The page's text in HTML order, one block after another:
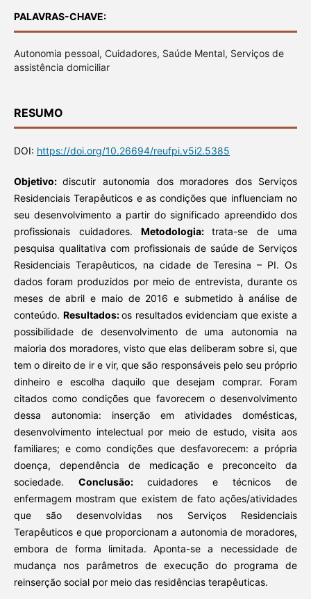
PALAVRAS-CHAVE:
Autonomia pessoal, Cuidadores, Saúde Mental, Serviços de
assistência domiciliar
RESUMO
DOI: https://doi.org/10.26694/reufpi.v5i2.5385
Objetivo:discutir autonomia dos moradores dos Serviços
Residenciais Terapêuticos e as condições que influenciam no
seu desenvolvimento a partir do significado apreendido dos
profissionais cuidadores. Metodologia:trata-se de uma
pesquisa qualitativa com profissionais de saúde de Serviços
Residenciais Terapêuticos, na cidade de Teresina – PI. Os
dados foram produzidos por meio de entrevista, durante os
meses de abril e maio de 2016 e submetido à análise de
conteúdo. Resultados:os resultados evidenciam que existe a
possibilidade de desenvolvimento de uma autonomia na
maioria dos moradores, visto que elas deliberam sobre si, que
tem o direito de ir e vir, que são responsáveis pelo seu próprio
dinheiro e escolha daquilo que desejam comprar. Foram
citados como condições que favorecem o desenvolvimento
dessa autonomia: inserção em atividades domésticas,
desenvolvimento intelectual por meio de estudo, visita aos
familiares; e como condições que desfavorecem: a própria
doença, dependência de medicação e preconceito da
sociedade. Conclusão: cuidadores e técnicos de
enfermagem mostram que existem de fato ações/atividades
que são desenvolvidas nos Serviços Residenciais
Terapêuticos e que proporcionam a autonomia de moradores,
embora de forma limitada. Aponta-se a necessidade de
mudança nos parâmetros de execução do programa de
reinserção social por meio das residências terapêuticas.